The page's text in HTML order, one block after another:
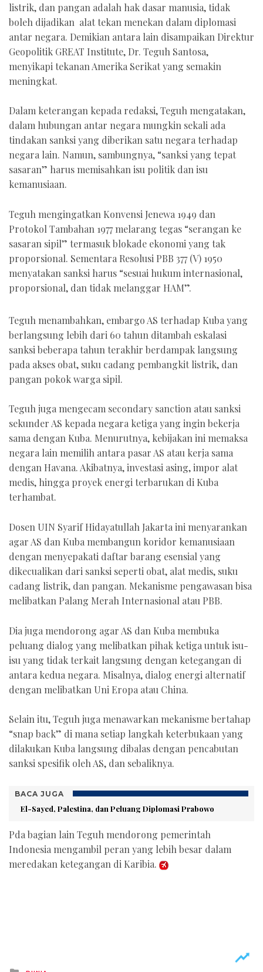
listrik, dan pangan adalah hak dasar manusia, tidak
boleh dijadikan alat tekan menekan dalam diplomasi
antar negara. Demikian antara lain disampaikan Direktur
Geopolitik GREAT Institute, Dr. Teguh Santosa,
menyikapi tekanan Amerika Serikat yang semakin
meningkat.
Dalam keterangan kepada redaksi, Teguh mengatakan,
dalam hubungan antar negara mungkin sekali ada
tindakan sanksi yang diberikan satu negara terhadap
negara lain. Namun, sambungnya, “sanksi yang tepat
sasaran” harus memisahkan isu politik dan isu
kemanusiaan.
Teguh mengingatkan Konvensi Jenewa 1949 dan
Protokol Tambahan 1977 melarang tegas “serangan ke
sasaran sipil” termasuk blokade ekonomi yang tak
proporsional. Sementara Resolusi PBB 377 (V) 1950
menyatakan sanksi harus “sesuai hukum internasional,
proporsional, dan tidak melanggar HAM”.
Teguh menambahkan, embargo AS terhadap Kuba yang
berlangsung lebih dari 60 tahun ditambah eskalasi
sanksi beberapa tahun terakhir berdampak langsung
pada akses obat, suku cadang pembangkit listrik, dan
pangan pokok warga sipil.
Teguh juga mengecam secondary sanction atau sanksi
sekunder AS kepada negara ketiga yang ingin bekerja
sama dengan Kuba. Menurutnya, kebijakan ini memaksa
negara lain memilih antara pasar AS atau kerja sama
dengan Havana. Akibatnya, investasi asing, impor alat
medis, hingga proyek energi terbarukan di Kuba
terhambat.
Dosen UIN Syarif Hidayatullah Jakarta ini menyarankan
agar AS dan Kuba membangun koridor kemanusiaan
dengan menyepakati daftar barang esensial yang
dikecualikan dari sanksi seperti obat, alat medis, suku
cadang listrik, dan pangan. Mekanisme pengawasan bisa
melibatkan Palang Merah Internasional atau PBB.
Dia juga mendorong agar AS dan Kuba membuka
peluang dialog yang melibatkan pihak ketiga untuk isu-
isu yang tidak terkait langsung dengan ketegangan di
antara kedua negara. Misalnya, dialog energi alternatif
dengan melibatkan Uni Eropa atau China.
Selain itu, Teguh juga menawarkan mekanisme bertahap
“snap back” di mana setiap langkah keterbukaan yang
dilakukan Kuba langsung dibalas dengan pencabutan
sanksi spesifik oleh AS, dan sebaliknya.
BACA JUGA
El-Sayed, Palestina, dan Peluang Diplomasi Prabowo
Pda bagian lain Teguh mendorong pemerintah
Indonesia mengambil peran yang lebih besar dalam
meredakan ketegangan di Karibia.